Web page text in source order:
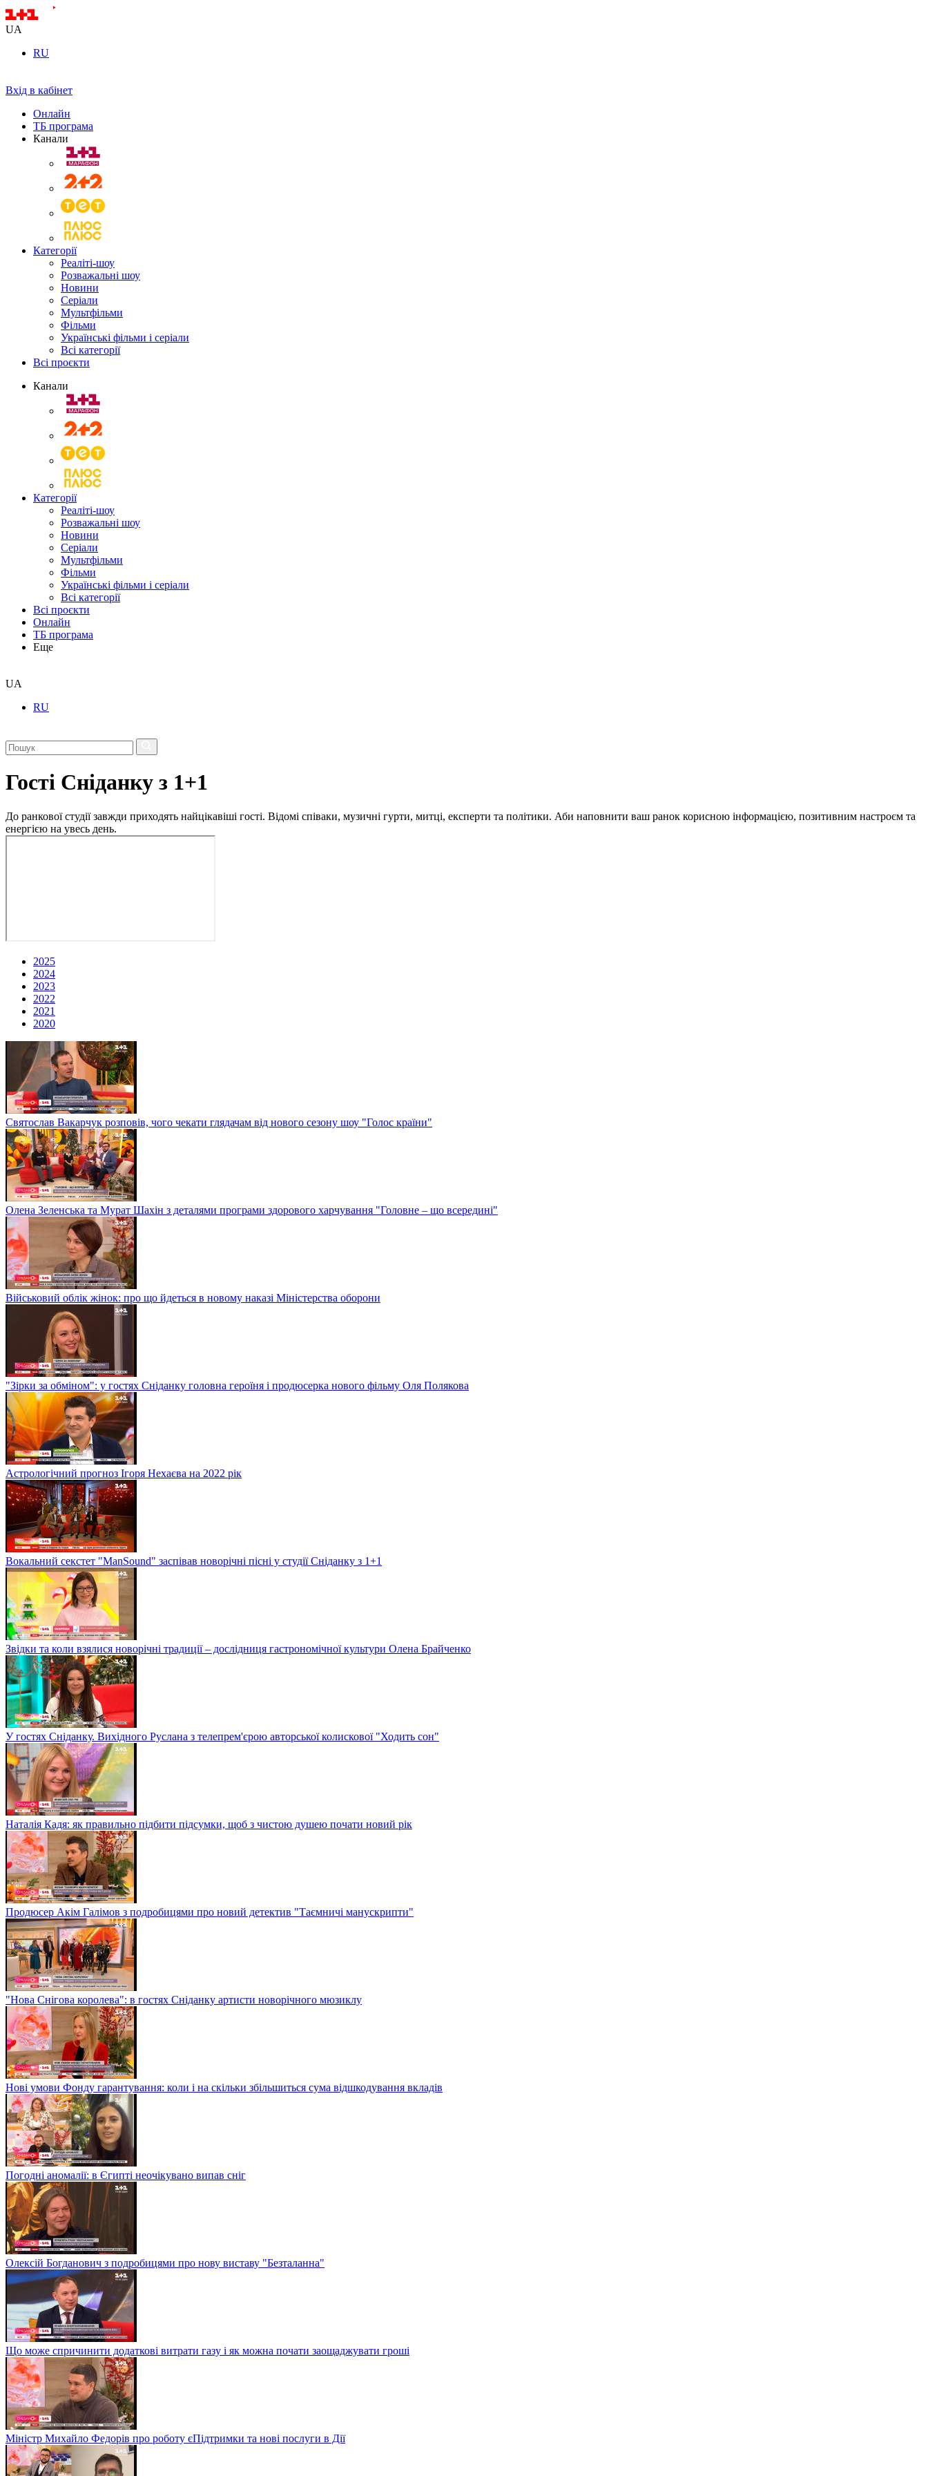
UA
RU
Вхід в кабінет
Онлайн
ТБ програма
Канали
Категорії
Реаліті-шоу
Розважальні шоу
Новини
Серіали
Мультфільми
Фільми
Українські фільми і серіали
Всі категорії
Всі проєкти
Канали
Категорії
Реаліті-шоу
Розважальні шоу
Новини
Серіали
Мультфільми
Фільми
Українські фільми і серіали
Всі категорії
Всі проєкти
Онлайн
ТБ програма
Еще
UA
RU
Гості Сніданку з 1+1
До ранкової студії завжди приходять найцікавіші гості. Відомі співаки, музичні гурти, митці, експерти та політики. Аби наповнити ваш ранок корисною інформацією, позитивним настроєм та
енергією на увесь день.
2025
2024
2023
2022
2021
2020
Святослав Вакарчук розповів, чого чекати глядачам від нового сезону шоу "Голос країни"
Олена Зеленська та Мурат Шахін з деталями програми здорового харчування "Головне – що всередині"
Військовий облік жінок: про що йдеться в новому наказі Міністерства оборони
"Зірки за обміном": у гостях Сніданку головна героїня і продюсерка нового фільму Оля Полякова
Астрологічний прогноз Ігоря Нехаєва на 2022 рік
Вокальний секстет "ManSound" заспівав новорічні пісні у студії Сніданку з 1+1
Звідки та коли взялися новорічні традиції – дослідниця гастрономічної культури Олена Брайченко
У гостях Сніданку. Вихідного Руслана з телепрем'єрою авторської колискової "Ходить сон"
Наталія Кадя: як правильно підбити підсумки, щоб з чистою душею почати новий рік
Продюсер Акім Галімов з подробицями про новий детектив "Таємничі манускрипти"
"Нова Снігова королева": в гостях Сніданку артисти новорічного мюзиклу
Нові умови Фонду гарантування: коли і на скільки збільшиться сума відшкодування вкладів
Погодні аномалії: в Єгипті неочікувано випав сніг
Олексій Богданович з подробицями про нову виставу "Безталанна"
Що може спричинити додаткові витрати газу і як можна почати заощаджувати гроші
Міністр Михайло Федорів про роботу єПідтримки та нові послуги в Дії